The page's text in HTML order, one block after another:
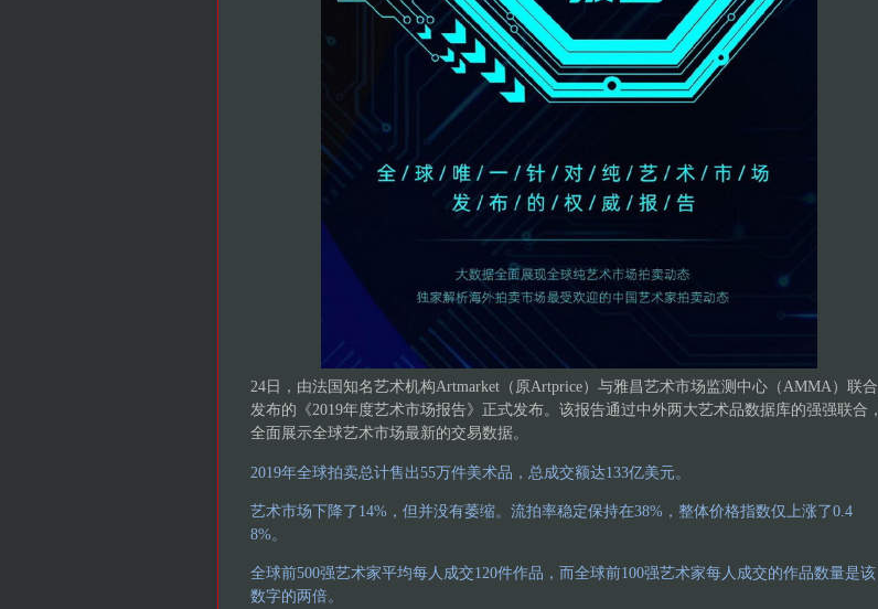
24日，由法国知名艺术机构Artmarket（原Artprice）与雅昌艺术市场监测中心（AMMA）联合
发布的《2019年度艺术市场报告》正式发布。该报告通过中外两大艺术品数据库的强强联合，
全面展示全球艺术市场最新的交易数据。
2019年全球拍卖总计售出55万件美术品，总成交额达133亿美元。
艺术市场下降了14%，但并没有萎缩。流拍率稳定保持在38%，整体价格指数仅上涨了0.4
8%。
全球前500强艺术家平均每人成交120件作品，而全球前100强艺术家每人成交的作品数量是该
数字的两倍。